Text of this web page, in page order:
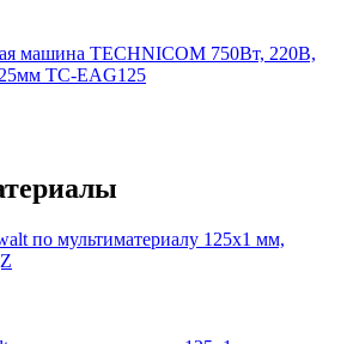
машина TECHNICOM 750Вт, 220В,
TC-EAG125